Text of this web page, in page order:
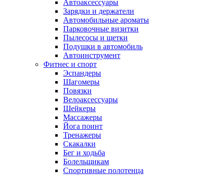
Автоаксессуары
Зарядки и держатели
Автомобильные ароматы
Парковочные визитки
Пылесосы и щетки
Подушки в автомобиль
Автоинструмент
Фитнес и спорт
Эспандеры
Шагомеры
Повязки
Велоаксессуары
Шейкеры
Массажеры
Йога поинт
Тренажеры
Скакалки
Бег и ходьба
Болельщикам
Спортивные полотенца